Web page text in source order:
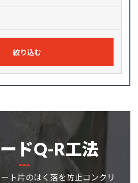
絞り込む
ドQ-R工法
ト片のはく落を防止コンクリ